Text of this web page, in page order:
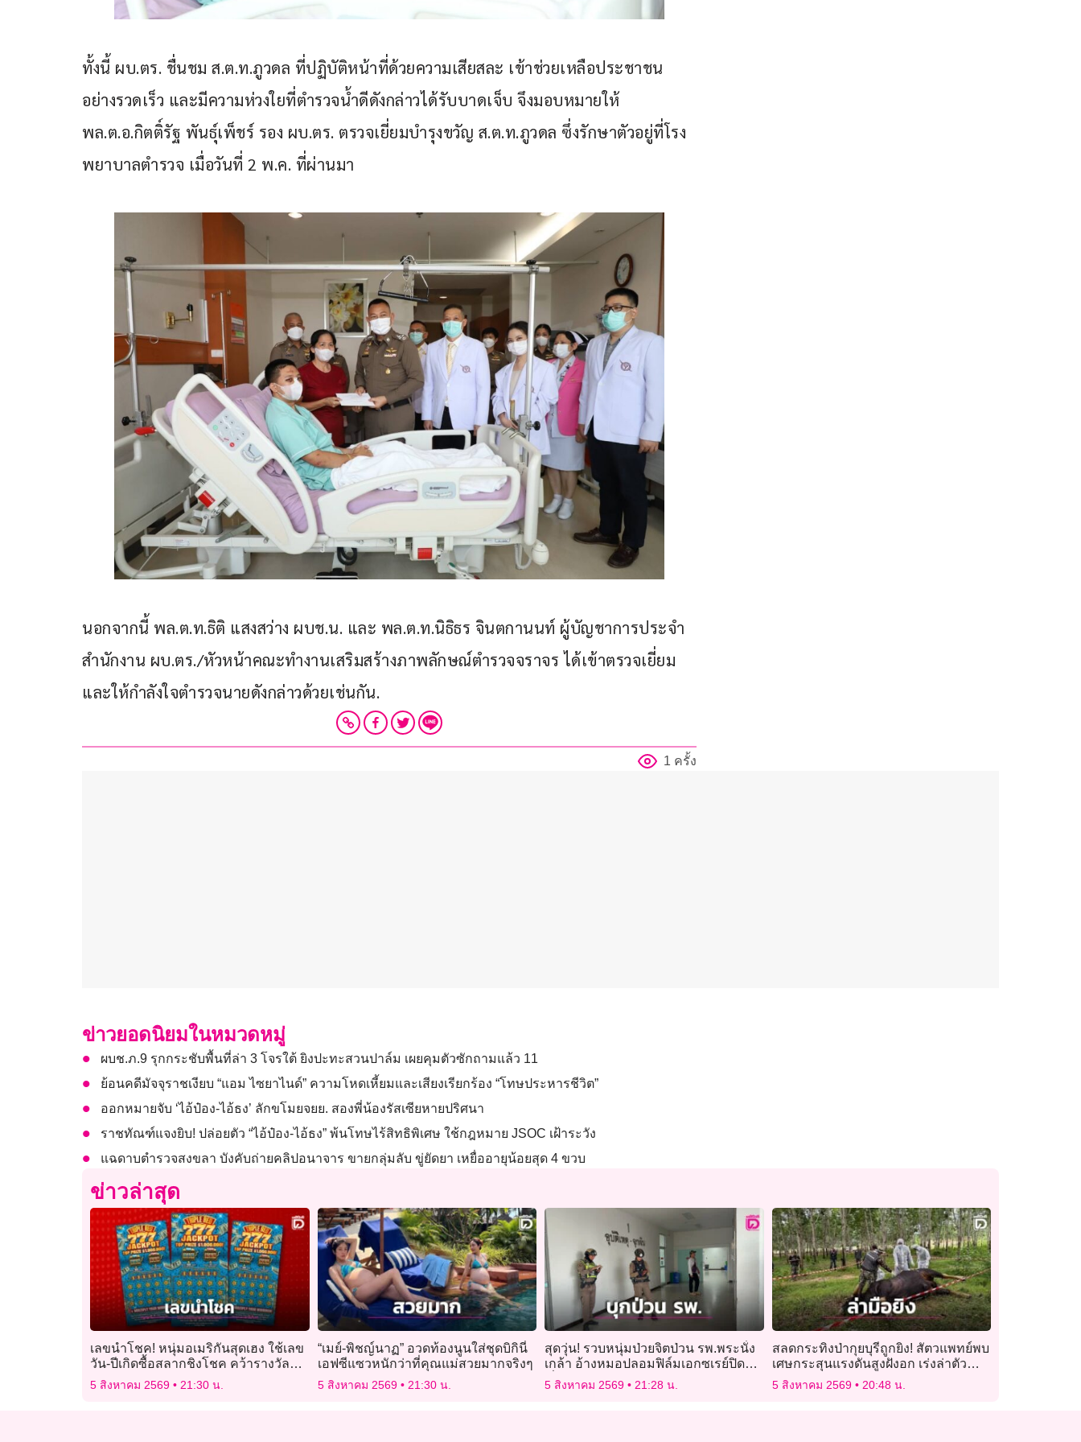
ทั้งนี้ ผบ.ตร. ชื่นชม ส.ต.ท.ภูวดล ที่ปฏิบัติหน้าที่ด้วยความเสียสละ เข้าช่วยเหลือประชาชน
อย่างรวดเร็ว และมีความห่วงใยที่ตำรวจน้ำดีดังกล่าวได้รับบาดเจ็บ จึงมอบหมายให้
พล.ต.อ.กิตติ์รัฐ พันธุ์เพ็ชร์ รอง ผบ.ตร. ตรวจเยี่ยมบำรุงขวัญ ส.ต.ท.ภูวดล ซึ่งรักษาตัวอยู่ที่โรง
พยาบาลตำรวจ เมื่อวันที่ 2 พ.ค. ที่ผ่านมา
นอกจากนี้ พล.ต.ท.ธิติ แสงสว่าง ผบช.น. และ พล.ต.ท.นิธิธร จินตกานนท์ ผู้บัญชาการประจำ
สำนักงาน ผบ.ตร./หัวหน้าคณะทำงานเสริมสร้างภาพลักษณ์ตำรวจจราจร ได้เข้าตรวจเยี่ยม
และให้กำลังใจตำรวจนายดังกล่าวด้วยเช่นกัน.
1 ครั้ง
ข่าวยอดนิยมในหมวดหมู่
ผบช.ภ.9 รุกกระชับพื้นที่ล่า 3 โจรใต้ ยิงปะทะสวนปาล์ม เผยคุมตัวซักถามแล้ว 11
ย้อนคดีมัจจุราชเงียบ “แอม ไซยาไนด์” ความโหดเหี้ยมและเสียงเรียกร้อง “โทษประหารชีวิต”
ออกหมายจับ ‘ไอ้ป๋อง-ไอ้ธง’ ลักขโมยจยย. สองพี่น้องรัสเซียหายปริศนา
ราชทัณฑ์แจงยิบ! ปล่อยตัว “ไอ้ป๋อง-ไอ้ธง” พ้นโทษไร้สิทธิพิเศษ ใช้กฎหมาย JSOC เฝ้าระวัง
แฉดาบตำรวจสงขลา บังคับถ่ายคลิปอนาจาร ขายกลุ่มลับ ขู่ยัดยา เหยื่ออายุน้อยสุด 4 ขวบ
ข่าวล่าสุด
เลขนำโชค! หนุ่มอเมริกันสุดเฮง ใช้เลข
วัน-ปีเกิดซื้อสลากชิงโชค คว้ารางวัล
ใหญ่ 1 ล้านดอลลาร์
5 สิงหาคม 2569 21:30 น.
“เมย์-พิชญ์นาฏ” อวดท้องนูนใส่ชุดบิกินี่
เอฟซีแซวหนักว่าที่คุณแม่สวยมากจริงๆ
5 สิงหาคม 2569 21:30 น.
สุดวุ่น! รวบหนุ่มป่วยจิตป่วน รพ.พระนั่ง
เกล้า อ้างหมอปลอมฟิล์มเอกซเรย์ปิดบัง
เรื่องฝังชิปในหัว
5 สิงหาคม 2569 21:28 น.
สลดกระทิงป่ากุยบุรีถูกยิง! สัตวแพทย์พบ
เศษกระสุนแรงดันสูงฝังอก เร่งล่าตัว
คนร้าย
5 สิงหาคม 2569 20:48 น.